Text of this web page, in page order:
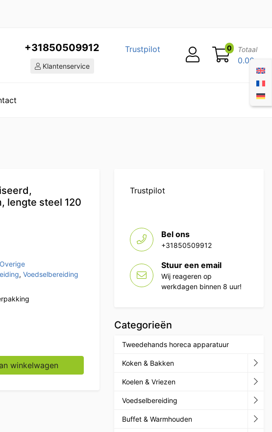
+31850509912
Klantenservice
Trustpilot 0 Totaal
0.00
lengte steel 120
Overige
, Voedselbereiding
geperforeerd blad 30 cm, lengte steel 120 cm Horeca aantal
winkelwagen
Trustpilot
Bel ons
+31850509912
Stuur een email
Wij reageren op
werkdagen binnen 8 uur!
Categorieën
Tweedehands horeca apparatuur
Koken & Bakken
Koelen & Vriezen
Voedselbereiding
Buffet & Warmhouden